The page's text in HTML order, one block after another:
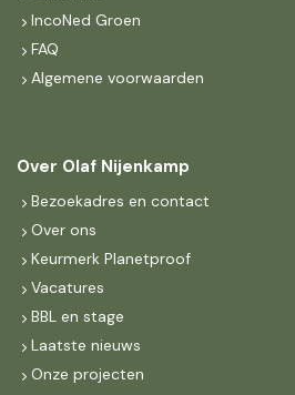
IncoNed Groen
FAQ
Algemene voorwaarden
Over Olaf Nijenkamp
Bezoekadres en contact
Over ons
Keurmerk Planetproof
Vacatures
BBL en stage
Laatste nieuws
Onze projecten